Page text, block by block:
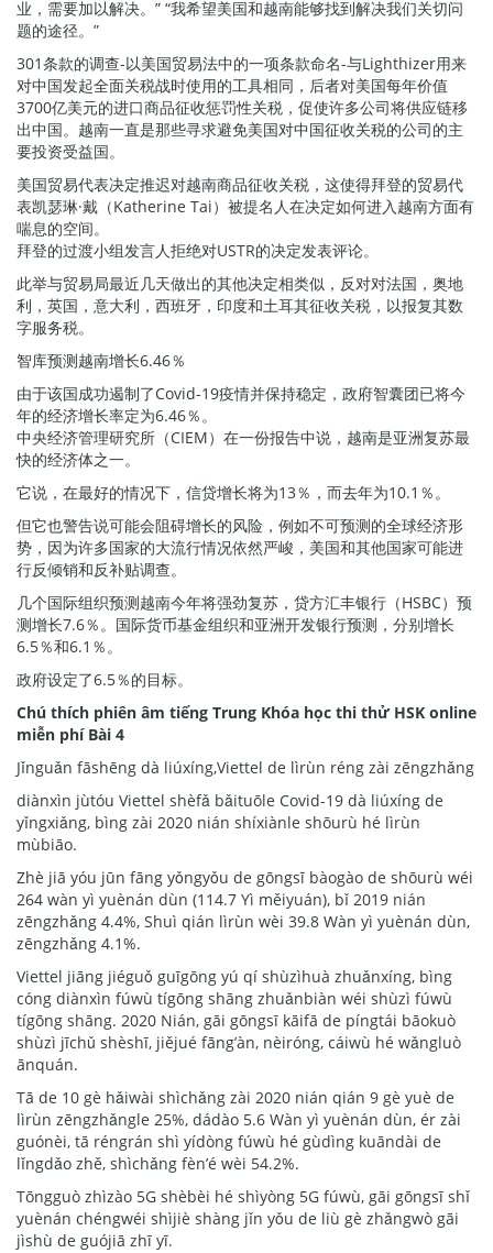
业，需要加以解决。” “我希望美国和越南能够找到解决我们关切问
题的途径。”
301条款的调查-以美国贸易法中的一项条款命名-与Lighthizer用来
对中国发起全面关税战时使用的工具相同，后者对美国每年价值
3700亿美元的进口商品征收惩罚性关税，促使许多公司将供应链移
出中国。越南一直是那些寻求避免美国对中国征收关税的公司的主
要投资受益国。
美国贸易代表决定推迟对越南商品征收关税，这使得拜登的贸易代
表凯瑟琳·戴（Katherine Tai）被提名人在决定如何进入越南方面有
喘息的空间。
拜登的过渡小组发言人拒绝对USTR的决定发表评论。
此举与贸易局最近几天做出的其他决定相类似，反对对法国，奥地
利，英国，意大利，西班牙，印度和土耳其征收关税，以报复其数
字服务税。
智库预测越南增长6.46％
由于该国成功遏制了Covid-19疫情并保持稳定，政府智囊团已将今
年的经济增长率定为6.46％。
中央经济管理研究所（CIEM）在一份报告中说，越南是亚洲复苏最
快的经济体之一。
它说，在最好的情况下，信贷增长将为13％，而去年为10.1％。
但它也警告说可能会阻碍增长的风险，例如不可预测的全球经济形
势，因为许多国家的大流行情况依然严峻，美国和其他国家可能进
行反倾销和反补贴调查。
几个国际组织预测越南今年将强劲复苏，贷方汇丰银行（HSBC）预
测增长7.6％。国际货币基金组织和亚洲开发银行预测，分别增长
6.5％和6.1％。
政府设定了6.5％的目标。
Chú thích phiên âm tiếng Trung Khóa học thi thử HSK online
miễn phí Bài 4
Jǐnguǎn fāshēng dà liúxíng,Viettel de lìrùn réng zài zēngzhǎng
diànxìn jùtóu Viettel shèfǎ bǎituōle Covid-19 dà liúxíng de
yǐngxiǎng, bìng zài 2020 nián shíxiànle shōurù hé lìrùn
mùbiāo.
Zhè jiā yóu jūn fāng yǒngyǒu de gōngsī bàogào de shōurù wéi
264 wàn yì yuènán dùn (114.7 Yì měiyuán), bǐ 2019 nián
zēngzhǎng 4.4%, Shuì qián lìrùn wèi 39.8 Wàn yì yuènán dùn,
zēngzhǎng 4.1%.
Viettel jiāng jiéguǒ guīgōng yú qí shùzìhuà zhuǎnxíng, bìng
cóng diànxìn fúwù tígōng shāng zhuǎnbiàn wéi shùzì fúwù
tígōng shāng. 2020 Nián, gāi gōngsī kāifā de píngtái bāokuò
shùzì jīchǔ shèshī, jiějué fāng’àn, nèiróng, cáiwù hé wǎngluò
ānquán.
Tā de 10 gè hǎiwài shìchǎng zài 2020 nián qián 9 gè yuè de
lìrùn zēngzhǎngle 25%, dádào 5.6 Wàn yì yuènán dùn, ér zài
guónèi, tā réngrán shì yídòng fúwù hé gùdìng kuāndài de
lǐngdǎo zhě, shìchǎng fèn’é wèi 54.2%.
Tōngguò zhìzào 5G shèbèi hé shìyòng 5G fúwù, gāi gōngsī shǐ
yuènán chéngwéi shìjiè shàng jǐn yǒu de liù gè zhǎngwò gāi
jìshù de guójiā zhī yī.